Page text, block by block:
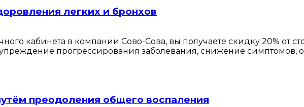
легких и бронхов
кабинета в компании Сово-Сова, вы получаете скидку 20% от
прогрессирования заболевания, снижение симптомов,
преодоления общего воспаления